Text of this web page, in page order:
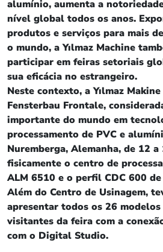
alumínio, aumenta a
nível global todos os anos.
produtos e serviços para mais
o mundo, a Yılmaz Machine
participar em feiras setoriais
sua eficácia no estrangeiro.
Neste contexto, a Yılmaz
Fensterbau Frontale,
importante do mundo em
processamento de PVC e
Nuremberga, Alemanha, de 12
fisicamente o centro de
ALM 6510 e o perfil CDC 600
Além do Centro de Usinagem,
apresentar todos os 26
visitantes da feira com a
com o Digital Studio.